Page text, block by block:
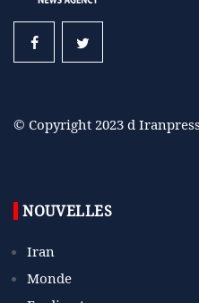
© Copyright 2023 d
NOUVELLES
Iran
Monde